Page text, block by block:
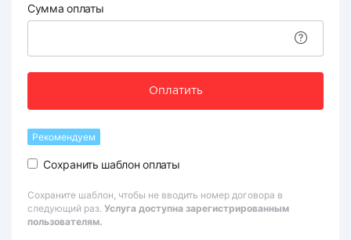
Сумма оплаты
Оплатить
Рекомендуем
Сохранить шаблон оплаты
Сохраните шаблон, чтобы не вводить номер договора в
следующий раз. Услуга доступна зарегистрированным
пользователям.